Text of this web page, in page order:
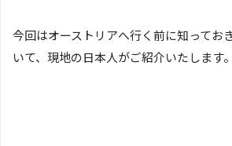
今回はオーストリアへ行く前に知ってお
いて、現地の日本人がご紹介いたします。